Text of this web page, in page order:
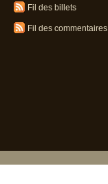
Fil des billets
Fil des commentaires